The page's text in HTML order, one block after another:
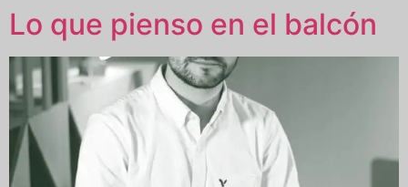
Lo que pienso en el balcón